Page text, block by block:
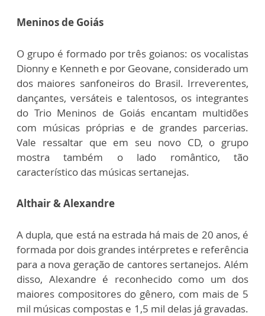
Meninos de Goiás
O grupo é formado por três goianos: os vocalistas
Dionny e Kenneth e por Geovane, considerado um
dos maiores sanfoneiros do Brasil. Irreverentes,
dançantes, versáteis e talentosos, os integrantes
do Trio Meninos de Goiás encantam multidões
com músicas próprias e de grandes parcerias.
Vale ressaltar que em seu novo CD, o grupo
mostra também o lado romântico, tão
característico das músicas sertanejas.
Althair & Alexandre
A dupla, que está na estrada há mais de 20 anos, é
formada por dois grandes intérpretes e referência
para a nova geração de cantores sertanejos. Além
disso, Alexandre é reconhecido como um dos
maiores compositores do gênero, com mais de 5
mil músicas compostas e 1,5 mil delas já gravadas.